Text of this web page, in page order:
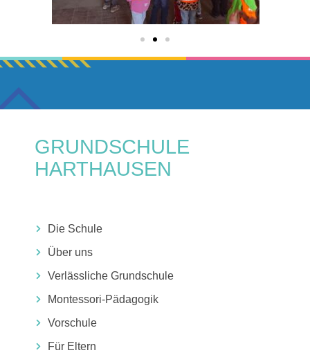
GRUNDSCHULE
HARTHAUSEN
Die Schule
Über uns
Verlässliche Grundschule
Montessori-Pädagogik
Vorschule
Für Eltern